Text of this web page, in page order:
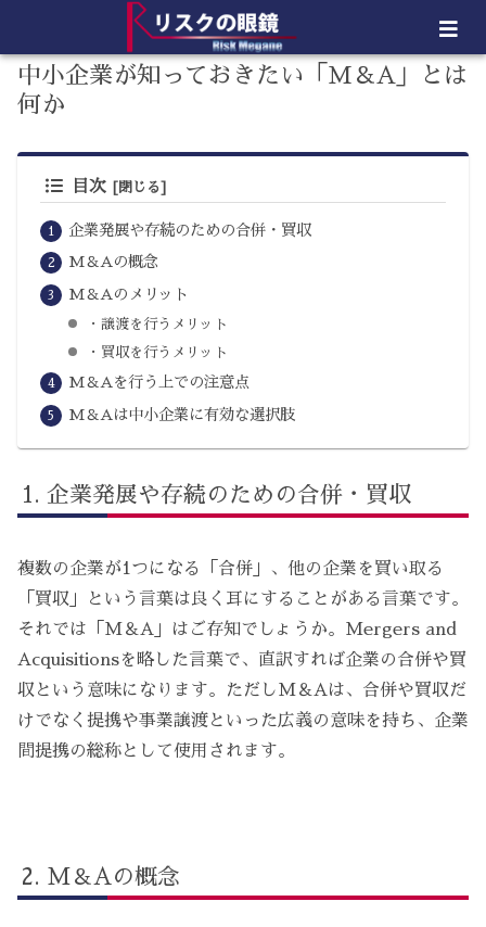
中小企業が知っておきたい「M＆A」とは
何か
目次
企業発展や存続のための合併・買収
M＆Aの概念
M＆Aのメリット
・譲渡を行うメリット
・買収を行うメリット
M＆Aを行う上での注意点
M＆Aは中小企業に有効な選択肢
企業発展や存続のための合併・買収
複数の企業が1つになる「合併」、他の企業を買い取る
「買収」という言葉は良く耳にすることがある言葉です。
それでは「M＆A」はご存知でしょうか。Mergers and
Acquisitionsを略した言葉で、直訳すれば企業の合併や買
収という意味になります。ただしM＆Aは、合併や買収だ
けでなく提携や事業譲渡といった広義の意味を持ち、企業
間提携の総称として使用されます。
M＆Aの概念